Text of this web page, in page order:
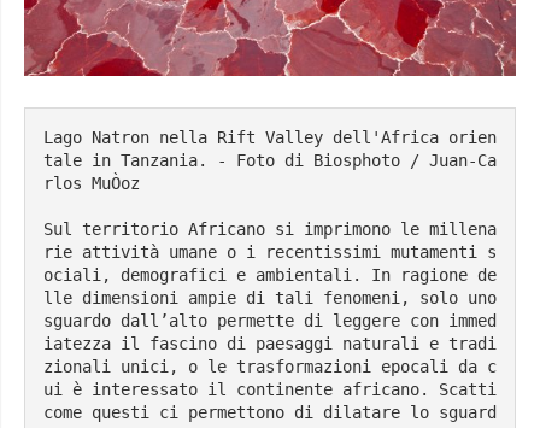
Lago Natron nella Rift Valley dell'Africa orien
tale in Tanzania. - Foto di Biosphoto / Juan-Ca
rlos MuÒoz
Sul territorio Africano si imprimono le millena
rie attività umane o i recentissimi mutamenti s
ociali, demografici e ambientali. In ragione de
lle dimensioni ampie di tali fenomeni, solo uno
sguardo dall’alto permette di leggere con immed
iatezza il fascino di paesaggi naturali e tradi
zionali unici, o le trasformazioni epocali da c
ui è interessato il continente africano. Scatti
come questi ci permettono di dilatare lo sguard